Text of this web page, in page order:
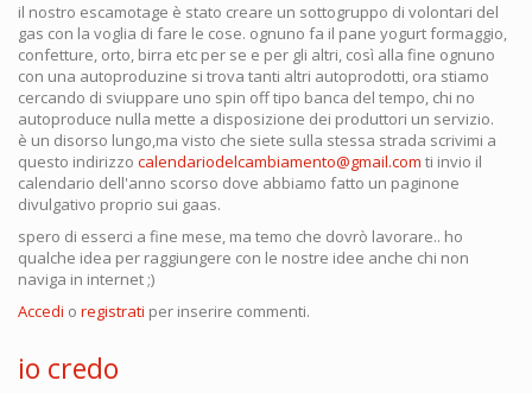
il nostro escamotage è stato creare un sottogruppo di volontari del
gas con la voglia di fare le cose. ognuno fa il pane yogurt formaggio,
confetture, orto, birra etc per se e per gli altri, così alla fine ognuno
con una autoproduzine si trova tanti altri autoprodotti, ora stiamo
cercando di sviuppare uno spin off tipo banca del tempo, chi no
autoproduce nulla mette a disposizione dei produttori un servizio.
è un disorso lungo,ma visto che siete sulla stessa strada scrivimi a
questo indirizzo calendariodelcambiamento@gmail.com ti invio il
calendario dell'anno scorso dove abbiamo fatto un paginone
divulgativo proprio sui gaas.
spero di esserci a fine mese, ma temo che dovrò lavorare.. ho
qualche idea per raggiungere con le nostre idee anche chi non
naviga in internet ;)
Accedi o registrati per inserire commenti.
io credo